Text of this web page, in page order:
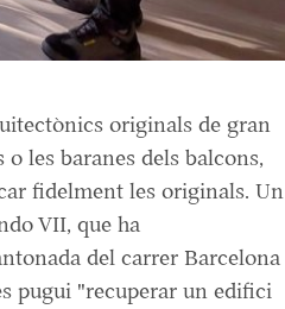
originals de gran
les baranes dels balcons,
fidelment les originals. Un
VII, que ha
del carrer Barcelona
pugui "recuperar un edifici